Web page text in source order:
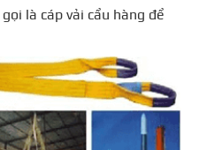
là cáp vải cẩu hàng để